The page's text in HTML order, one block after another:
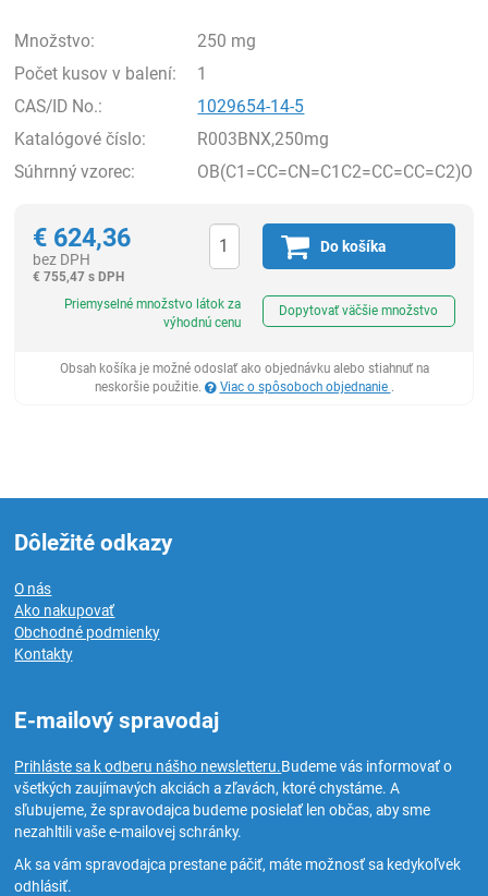
Množstvo:
250 mg
Počet kusov v balení:
1
CAS/ID No.:
1029654-14-5
Katalógové číslo:
R003BNX,250mg
Súhrnný vzorec:
OB(C1=CC=CN=C1C2=CC=CC=C2)O
€ 624,36
bez DPH
€ 755,47 s DPH
Do košíka
Priemyselné množstvo látok za
výhodnú cenu
Dopytovať väčšie množstvo
Obsah košíka je možné odoslať ako objednávku alebo stiahnuť na
neskoršie použitie.
Viac o spôsoboch objednanie .
Dôležité odkazy
O nás
Ako nakupovať
Obchodné podmienky
Kontakty
E-mailový spravodaj
Prihláste sa k odberu nášho newsletteru.Budeme vás informovať o
všetkých zaujímavých akciách a zľavách, ktoré chystáme. A
sľubujeme, že spravodajca budeme posielať len občas, aby sme
nezahltili vaše e-mailovej schránky.
Ak sa vám spravodajca prestane páčiť, máte možnosť sa kedykoľvek
odhlásiť.